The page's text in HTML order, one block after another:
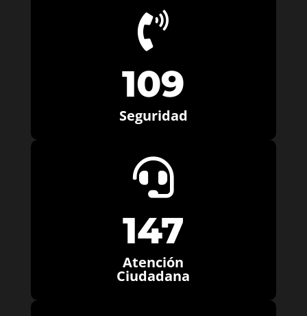

109
Seguridad

147
Atención
Ciudadana